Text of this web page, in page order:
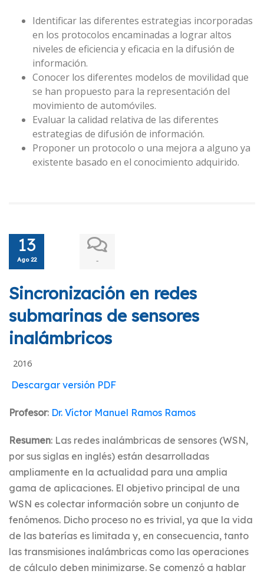
Identificar las diferentes estrategias incorporadas
en los protocolos encaminadas a lograr altos
niveles de eficiencia y eficacia en la difusión de
información.
Conocer los diferentes modelos de movilidad que
se han propuesto para la representación del
movimiento de automóviles.
Evaluar la calidad relativa de las diferentes
estrategias de difusión de información.
Proponer un protocolo o una mejora a alguno ya
existente basado en el conocimiento adquirido.
13
Ago 22 -
Sincronización en redes
submarinas de sensores
inalámbricos
2016
Descargar versión PDF
Profesor: Dr. Víctor Manuel Ramos Ramos
Resumen: Las redes inalámbricas de sensores (WSN,
por sus siglas en inglés) están desarrolladas
ampliamente en la actualidad para una amplia
gama de aplicaciones. El objetivo principal de una
WSN es colectar información sobre un conjunto de
fenómenos. Dicho proceso no es trivial, ya que la vida
de las baterías es limitada y, en consecuencia, tanto
las transmisiones inalámbricas como las operaciones
de cálculo deben minimizarse. Se comenzó a hablar